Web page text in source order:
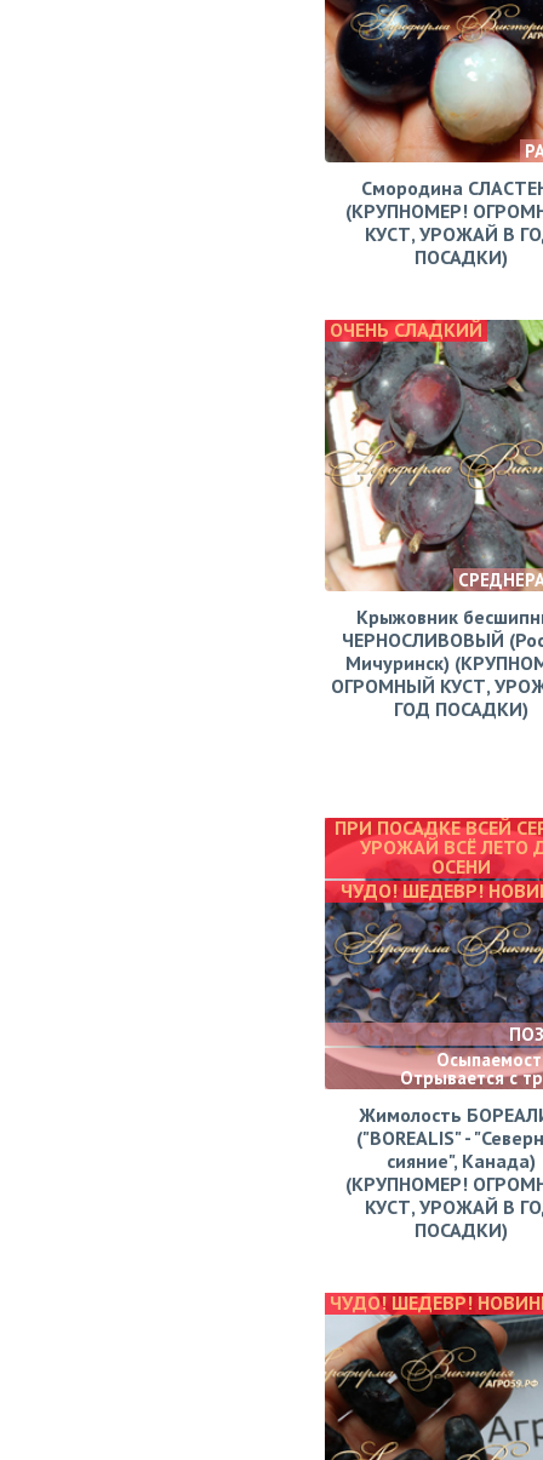
Смородина
(КРУПНОМЕР!
КУСТ, УРОЖАЙ В
ПОСАДКИ)
ОЧЕНЬ СЛАДКИЙ
Крыжовник
ЧЕРНОСЛИВОВЫЙ
Мичуринск)
ОГРОМНЫЙ КУСТ,
ГОД ПОСАДКИ)
ПРИ ПОСАДКЕ ВСЕЙ
УРОЖАЙ ВСЁ ЛЕТО
ОСЕНИ
ЧУДО! ШЕДЕВР!
Отрывается с
Жимолость
("BOREALIS" -
сияние", Канада)
(КРУПНОМЕР!
КУСТ, УРОЖАЙ В
ПОСАДКИ)
ЧУДО! ШЕДЕВР!